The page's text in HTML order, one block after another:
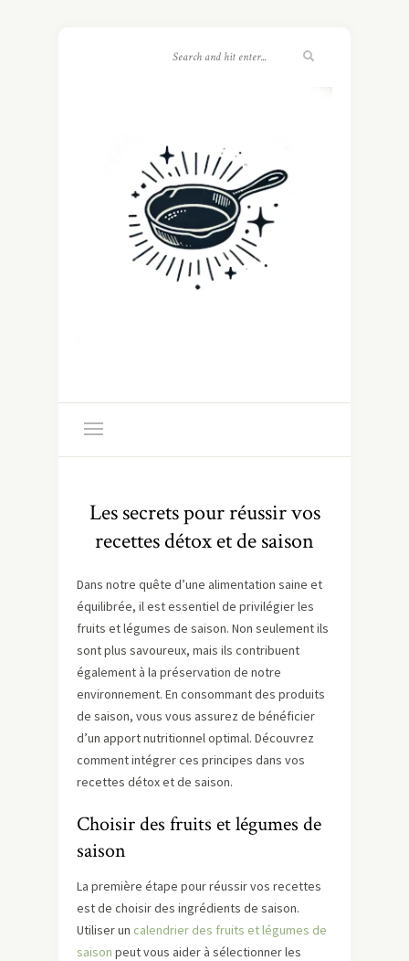
Les secrets pour réussir vos
recettes détox et de saison
Dans notre quête d’une alimentation saine et
équilibrée, il est essentiel de privilégier les
fruits et légumes de saison. Non seulement ils
sont plus savoureux, mais ils contribuent
également à la préservation de notre
environnement. En consommant des produits
de saison, vous vous assurez de bénéficier
d’un apport nutritionnel optimal. Découvrez
comment intégrer ces principes dans vos
recettes détox et de saison.
Choisir des fruits et légumes de
saison
La première étape pour réussir vos recettes
est de choisir des ingrédients de saison.
Utiliser un calendrier des fruits et légumes de
saison peut vous aider à sélectionner les